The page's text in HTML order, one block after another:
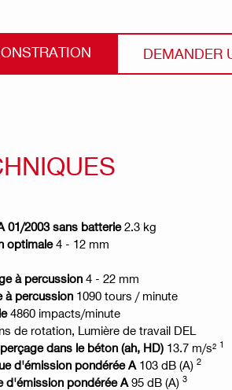
DEMANDER
01/2003 sans batterie2.3 kg
optimale4 - 12 mm
à percussion 4 - 22 mm
à percussion 1090 tours / minute
4860 impacts/minute
de rotation, Lumière de travail DEL
dans le béton (ah, HD) 13.7 m/s² 1
d'émission pondérée A 103 dB (A) 2
d'émission pondérée A 95 dB (A) 3